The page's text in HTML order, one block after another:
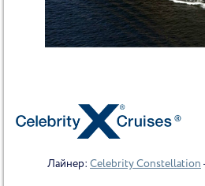
Лайнер: Celebrity Constellation